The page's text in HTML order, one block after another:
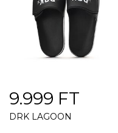
9.999 FT
DRK LAGOON